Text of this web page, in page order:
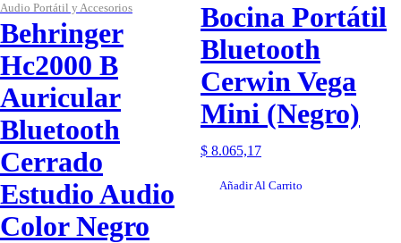
Audio Portátil y Accesorios
Behringer
Hc2000 B
Auricular
Bluetooth
Cerrado
Estudio Audio
Color Negro
Bocina Portátil
Bluetooth
Cerwin Vega
Mini (Negro)
$ 8.065,17
Añadir Al Carrito